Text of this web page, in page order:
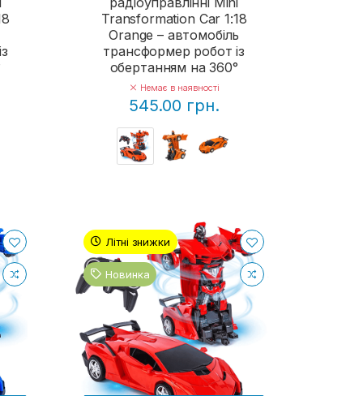
Transformation Car 1:18
Orange – автомобіль
трансформер робот із
обертанням на 360°
Немає в наявності
545.00 грн.
Літні знижки
Новинка